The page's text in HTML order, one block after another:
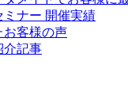
ナー 開催実績
お客様の声
介記事